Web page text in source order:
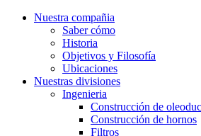
Nuestra compañia
Saber cómo
Historia
Objetivos y Filosofía
Ubicaciones
Nuestras divisiones
Ingenieria
Construcción de
Construcción de hornos
Filtros